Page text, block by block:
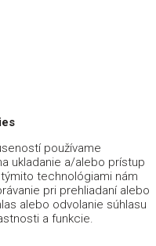
používame
ukladanie a/alebo prístup
technológiami nám
pri prehliadaní alebo
alebo odvolanie súhlasu
a funkcie.